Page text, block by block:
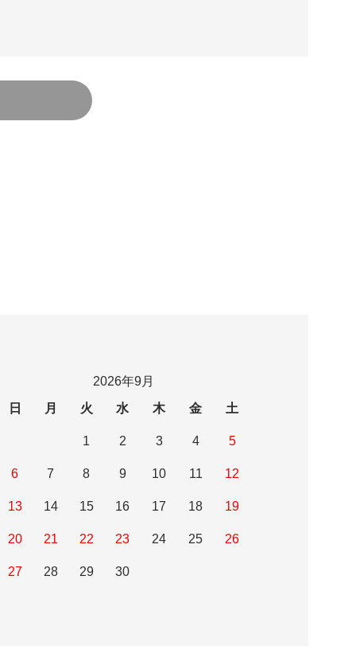
2026年9月
日
月 火 水 木 金 土
1 2 3 4 5
6 7 8 9 10 11 12
13 14 15 16 17 18 19
20 21 22 23 24 25 26
27 28 29 30